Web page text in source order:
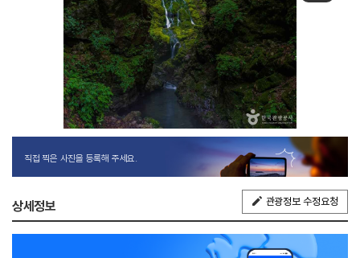
직접 찍은 사진을 등록해 주세요.
상세정보 관광정보 수정요청